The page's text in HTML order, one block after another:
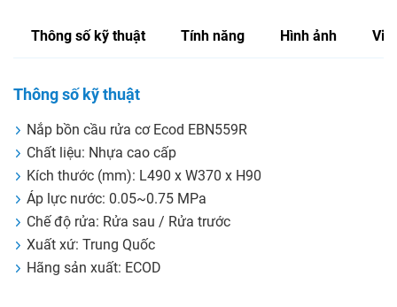
Thông số kỹ thuật Tính năng Hình ảnh
Thông số kỹ thuật
Nắp bồn cầu rửa cơ Ecod EBN559R
Chất liệu: Nhựa cao cấp
Kích thước (mm): L490 x W370 x H90
Áp lực nước: 0.05~0.75 MPa
Chế độ rửa: Rửa sau / Rửa trước
Xuất xứ: Trung Quốc
Hãng sản xuất: ECOD